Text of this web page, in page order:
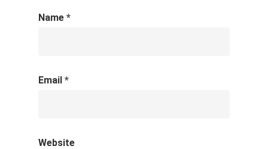
Name *
Email *
Website